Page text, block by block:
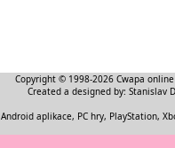
Copyright © 1998-2026 Cwapa
Created a designed by: Stanislav
Android aplikace, PC hry, PlayStation,